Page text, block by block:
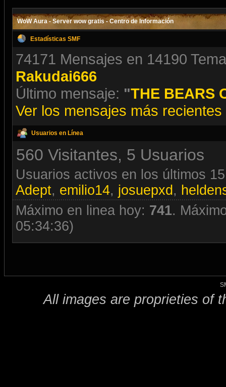
WoW Aura - Server wow gratis - Centro de Información
Estadísticas SMF
74171 Mensajes en 14190
Rakudai666
Último mensaje: "THE BEARS
Ver los mensajes más
Usuarios en Línea
560 Visitantes, 5 Usuarios
Usuarios activos en los últimos
Adept, emilio14, josuepxd ,
Máximo en linea hoy: 741.
05:34:36)
All images are proprieties of